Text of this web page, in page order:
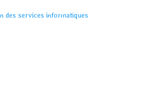
des services informatiques